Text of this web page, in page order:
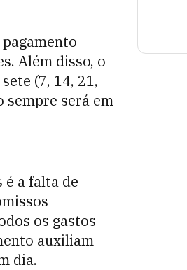
Além disso, o
(7, 14, 21,
sempre será em
a falta de
os gastos
auxiliam
dia.